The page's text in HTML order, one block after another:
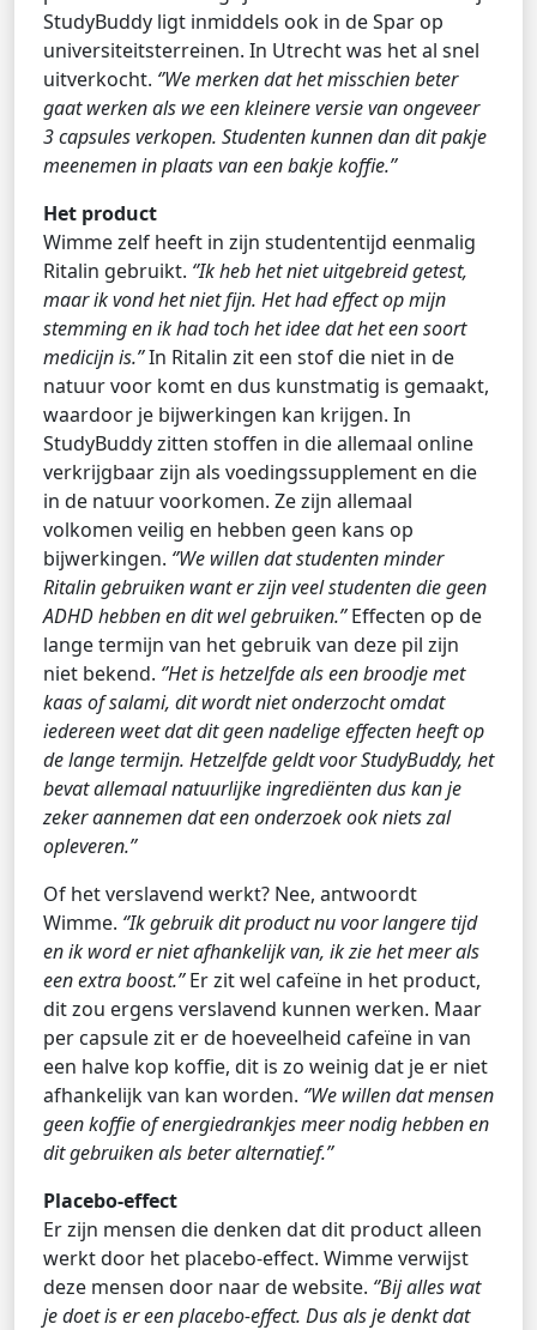
StudyBuddy ligt inmiddels ook in de Spar op
universiteitsterreinen. In Utrecht was het al snel
uitverkocht. ‘’We merken dat het misschien beter
gaat werken als we een kleinere versie van ongeveer
3 capsules verkopen. Studenten kunnen dan dit pakje
meenemen in plaats van een bakje koffie.’’
Het product
Wimme zelf heeft in zijn studententijd eenmalig
Ritalin gebruikt. ‘’Ik heb het niet uitgebreid getest,
maar ik vond het niet fijn. Het had effect op mijn
stemming en ik had toch het idee dat het een soort
medicijn is.’’In Ritalin zit een stof die niet in de
natuur voor komt en dus kunstmatig is gemaakt,
waardoor je bijwerkingen kan krijgen. In
StudyBuddy zitten stoffen in die allemaal online
verkrijgbaar zijn als voedingssupplement en die
in de natuur voorkomen. Ze zijn allemaal
volkomen veilig en hebben geen kans op
bijwerkingen. ‘’We willen dat studenten minder
Ritalin gebruiken want er zijn veel studenten die geen
ADHD hebben en dit wel gebruiken.’’Effecten op de
lange termijn van het gebruik van deze pil zijn
niet bekend. ‘’Het is hetzelfde als een broodje met
kaas of salami, dit wordt niet onderzocht omdat
iedereen weet dat dit geen nadelige effecten heeft op
de lange termijn. Hetzelfde geldt voor StudyBuddy, het
bevat allemaal natuurlijke ingrediënten dus kan je
zeker aannemen dat een onderzoek ook niets zal
opleveren.’’
Of het verslavend werkt? Nee, antwoordt
Wimme. ‘’Ik gebruik dit product nu voor langere tijd
en ik word er niet afhankelijk van, ik zie het meer als
een extra boost.’’Er zit wel cafeïne in het product,
dit zou ergens verslavend kunnen werken. Maar
per capsule zit er de hoeveelheid cafeïne in van
een halve kop koffie, dit is zo weinig dat je er niet
afhankelijk van kan worden. ‘’We willen dat mensen
geen koffie of energiedrankjes meer nodig hebben en
dit gebruiken als beter alternatief.’’
Placebo-effect
Er zijn mensen die denken dat dit product alleen
werkt door het placebo-effect. Wimme verwijst
deze mensen door naar de website. ‘’Bij alles wat
je doet is er een placebo-effect. Dus als je denkt dat